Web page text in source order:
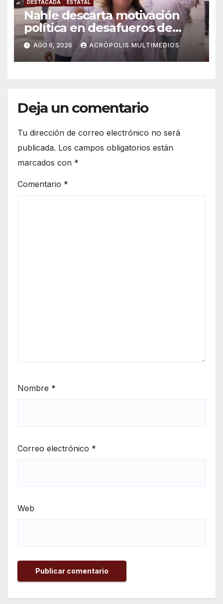
DESTACADA ESTATAL
Nahle descarta motivación
política en desafueros de
alcaldes
AGO 6, 2026 ACRÓPOLIS MULTIMEDIOS
Deja un comentario
Tu dirección de correo electrónico no será
publicada. Los campos obligatorios están
marcados con *
Comentario *
Nombre *
Correo electrónico *
Web